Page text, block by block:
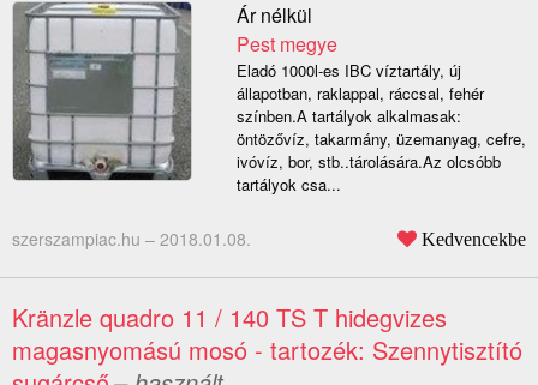
Ár nélkül
Pest megye
Eladó 1000l-es IBC víztartály, új
állapotban, raklappal, ráccsal, fehér
színben.A tartályok alkalmasak:
öntözővíz, takarmány, üzemanyag, cefre,
ivóvíz, bor, stb..tárolására.Az olcsóbb
tartályok csa...
szerszampiac.hu – 2018.01.08. Kedvencekbe
Kränzle quadro 11 / 140 TS T hidegvizes
magasnyomású mosó - tartozék: Szennytisztító